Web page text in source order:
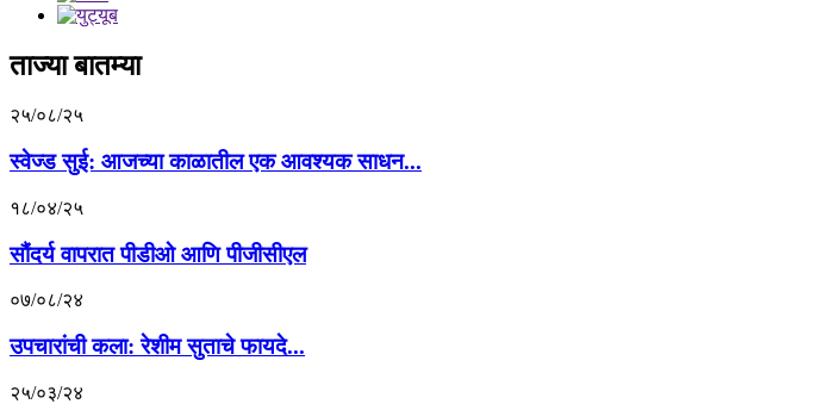
ताज्या बातम्या
२५/०८/२५
स्वेज्ड सुई: आजच्या काळातील एक आवश्यक साधन...
१८/०४/२५
सौंदर्य वापरात पीडीओ आणि पीजीसीएल
०७/०८/२४
उपचारांची कला: रेशीम सुताचे फायदे...
२५/०३/२४